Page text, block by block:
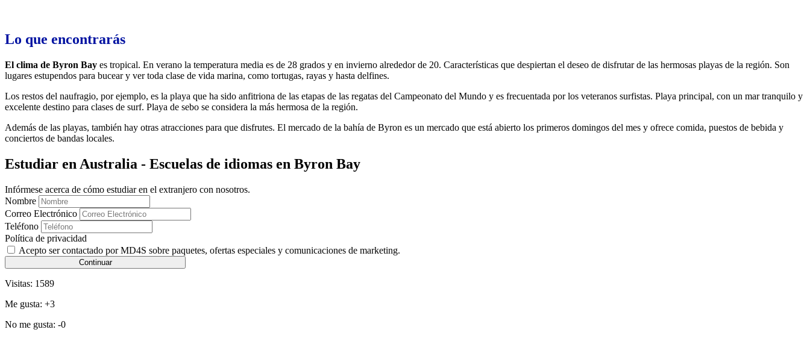
Lo que encontrarás
El clima de Byron Bay es tropical. En verano la temperatura media es de 28 grados y en invierno alrededor de 20. Características que despiertan el deseo de disfrutar de las hermosas playas de la región. Son
lugares estupendos para bucear y ver toda clase de vida marina, como tortugas, rayas y hasta delfines.
Los restos del naufragio, por ejemplo, es la playa que ha sido anfitriona de las etapas de las regatas del Campeonato del Mundo y es frecuentada por los veteranos surfistas. Playa principal, con un mar tranquilo y
excelente destino para clases de surf. Playa de sebo se considera la más hermosa de la región.
Además de las playas, también hay otras atracciones para que disfrutes. El mercado de la bahía de Byron es un mercado que está abierto los primeros domingos del mes y ofrece comida, puestos de bebida y
conciertos de bandas locales.
Estudiar en Australia - Escuelas de idiomas en Byron Bay
Infórmese acerca de cómo estudiar en el extranjero con nosotros.
Nombre
Correo Electrónico
Teléfono
Política de privacidad
Acepto ser contactado por MD4S sobre paquetes, ofertas especiales y comunicaciones de marketing.
Continuar
Visitas: 1589
Me gusta: +3
No me gusta: -0